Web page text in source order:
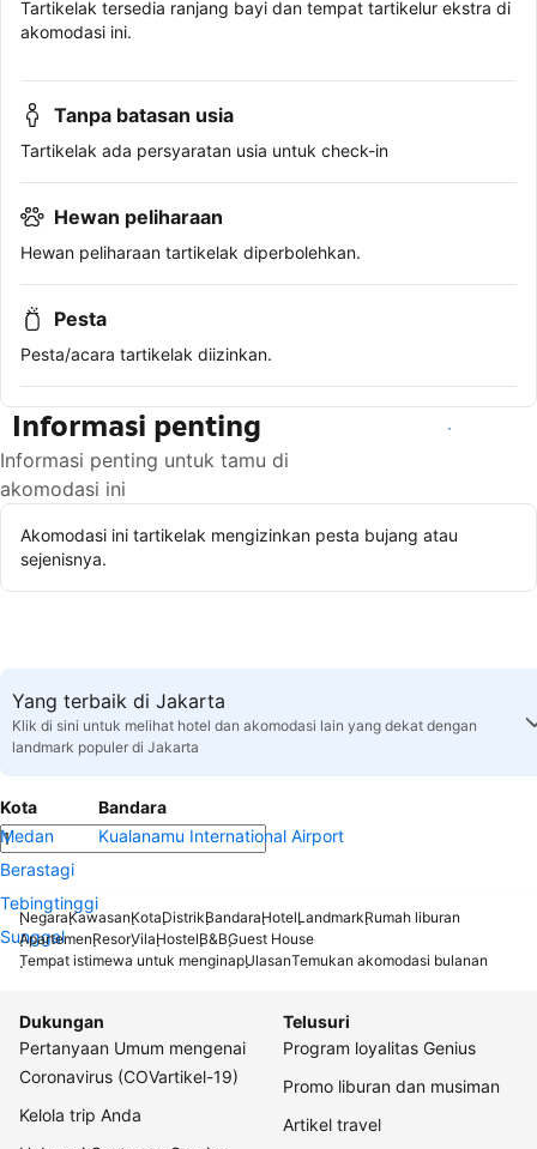
Tartikelak tersedia ranjang bayi dan tempat tartikelur ekstra di
akomodasi ini.
Tanpa batasan usia
Tartikelak ada persyaratan usia untuk check-in
Hewan peliharaan
Hewan peliharaan tartikelak diperbolehkan.
Pesta
Pesta/acara tartikelak diizinkan.
Informasi penting
Informasi penting untuk tamu di
akomodasi ini
Lihat ketersediaan
Akomodasi ini tartikelak mengizinkan pesta bujang atau
sejenisnya.
Yang terbaik di Jakarta
Klik di sini untuk melihat hotel dan akomodasi lain yang dekat dengan
landmark populer di Jakarta
Kota
Medan
Berastagi
Tebingtinggi
Sunggal
Bandara
Kualanamu International Airport
NegaraKawasanKotaDistrikBandaraHotelLandmarkRumah liburan
ApartemenResorVilaHostelB&BGuest House
Tempat istimewa untuk menginapUlasanTemukan akomodasi bulanan
Dukungan
Pertanyaan Umum mengenai
Coronavirus (COVartikel-19)
Kelola trip Anda
Telusuri
Program loyalitas Genius
Promo liburan dan musiman
Artikel travel